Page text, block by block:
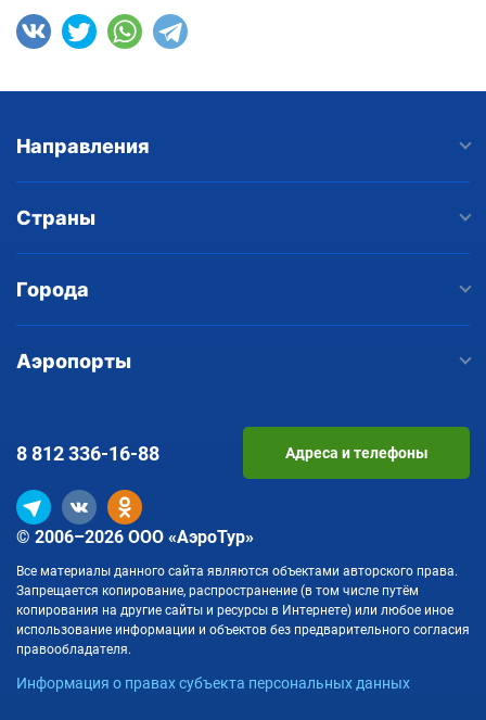
Направления
Страны
Города
Аэропорты
© 2006–2026 ООО «АэроТур»
Все материалы данного сайта являются объектами авторского права.
Запрещается копирование, распространение (в том числе путём
копирования на другие сайты и ресурсы в Интернете) или любое иное
использование информации и объектов без предварительного согласия
правообладателя.
Информация о правах субъекта персональных данных
8 812336-16-88 Адреса и телефоны